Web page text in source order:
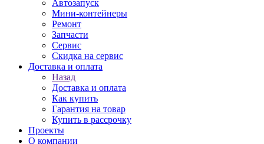
Автозапуск
Мини-контейнеры
Ремонт
Запчасти
Сервис
Скидка на сервис
Доставка и оплата
Назад
Доставка и оплата
Как купить
Гарантия на товар
Купить в рассрочку
Проекты
О компании